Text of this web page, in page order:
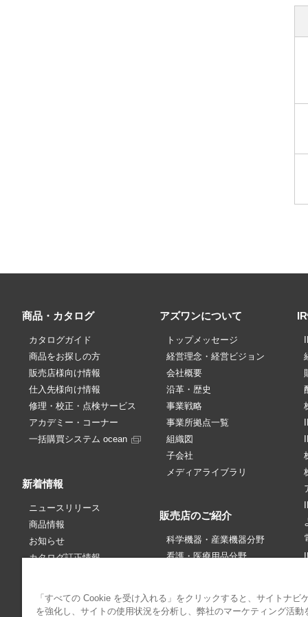
商品・カタログ
カタログガイド
商品をお探しの方
販売店様向け情報
仕入先様向け情報
修理・校正・点検サービス
アカデミー・コーナー
一括購買システム ocean
新着情報
ニュースリリース
商品情報
お知らせ
カタログ訂正情報
パブリシティ情報
アズワンについて
トップメッセージ
経営理念・経営ビジョン
会社概要
沿革・歴史
事業戦略
事業所拠点一覧
組織図
子会社
メディアライブラリ
販売店のご紹介
科学機器・産業機器分野
看護・医療用品分野
アカデミー・コーナー
「すべての Cookie を受け入れる」をクリックすると、サイトナビ
を強化し、サイトの使用状況を分析し、弊社のマーケティング活動